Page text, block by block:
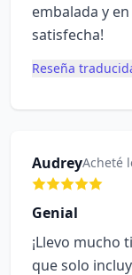
embalada y
satisfecha!
Reseña
AudreyAcheté
Genial
¡Llevo mucho
que solo